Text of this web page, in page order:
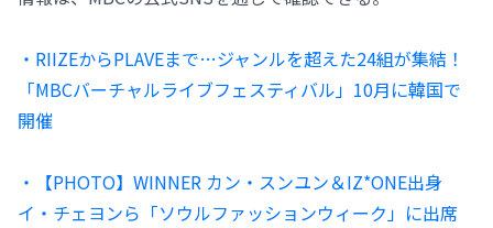
・RIIZEからPLAVEまで…ジャンルを超えた24組が集結！
「MBCバーチャルライブフェスティバル」10月に韓国で
開催
・【PHOTO】WINNER カン・スンユン＆IZ*ONE出身
イ・チェヨンら「ソウルファッションウィーク」に出席